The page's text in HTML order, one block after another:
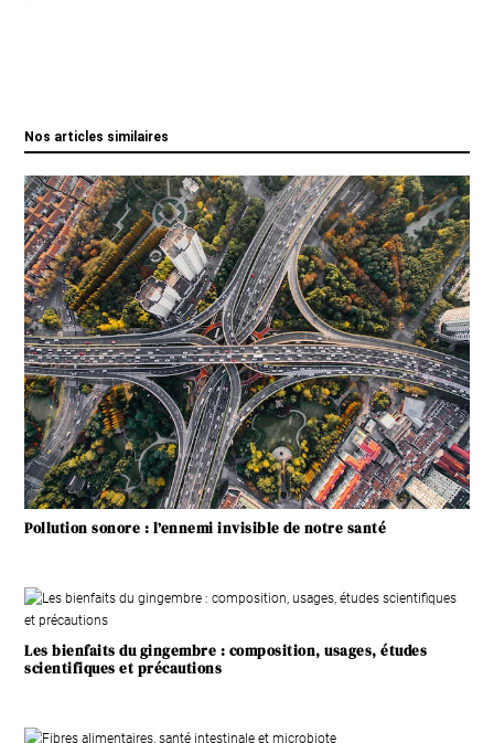
Nos articles similaires
Pollution sonore : l’ennemi invisible de notre santé
Les bienfaits du gingembre : composition, usages, études
scientifiques et précautions